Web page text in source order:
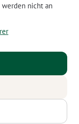
werden nicht an